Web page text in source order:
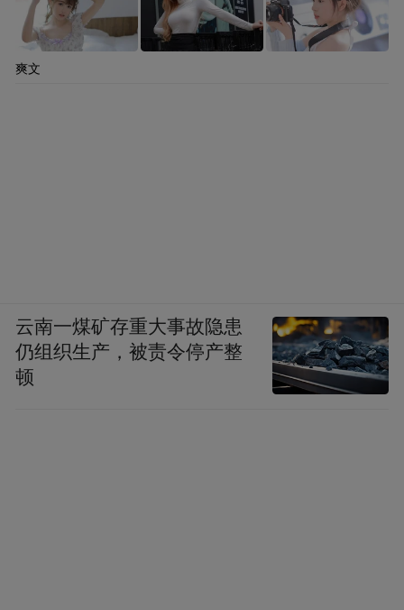
爽文
云南一煤矿存重大事故隐患
仍组织生产，被责令停产整
顿